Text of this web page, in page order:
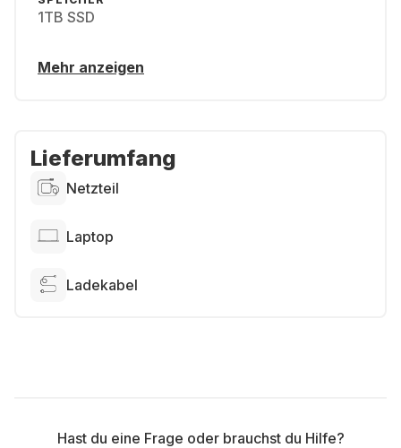
1TB SSD
Mehr anzeigen
Lieferumfang
Netzteil
Laptop
Ladekabel
Hast du eine Frage oder brauchst du Hilfe?